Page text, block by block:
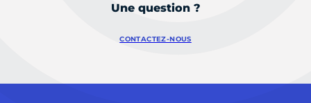
Une question ?
CONTACTEZ-NOUS